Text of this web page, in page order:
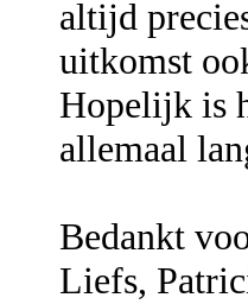
altijd
uitkomst
Hopelijk is
allemaal
Bedankt
Liefs,